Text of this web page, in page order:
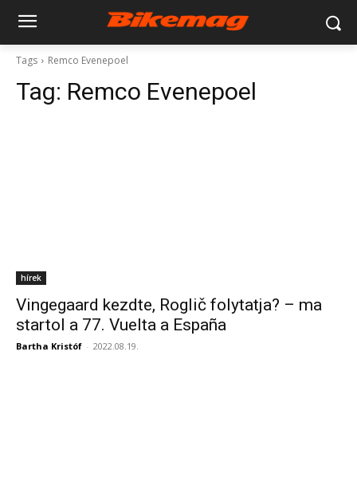
Tags Remco Evenepoel
Tag: Remco Evenepoel
hírek
Vingegaard kezdte, Roglič folytatja? – ma
startol a 77. Vuelta a España
Bartha Kristóf - 2022.08.19.